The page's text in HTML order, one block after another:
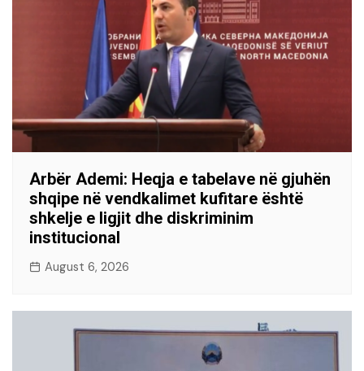
Arbër Ademi: Heqja e tabelave në gjuhën
shqipe në vendkalimet kufitare është
shkelje e ligjit dhe diskriminim
institucional
August 6, 2026